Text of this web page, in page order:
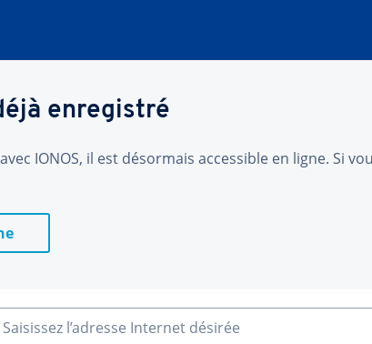
enregistré
IONOS, il est désormais accessible en ligne. Si
Saisissez l’adresse Internet désirée